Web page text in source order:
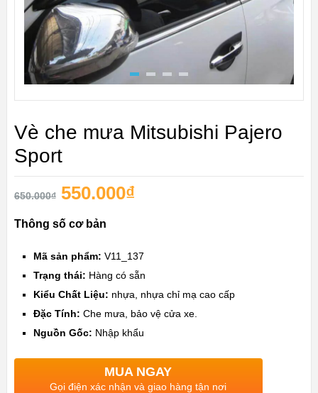
Vè che mưa Mitsubishi Pajero
Sport
650.000₫ 550.000₫
Thông số cơ bản
Mã sản phẩm: V11_137
Trạng thái: Hàng có sẵn
Kiểu Chất Liệu: nhựa, nhựa chỉ mạ cao cấp
Đặc Tính: Che mưa, bảo vệ cửa xe.
Nguồn Gốc: Nhập khẩu
MUA NGAY
Gọi điện xác nhận và giao hàng tận nơi